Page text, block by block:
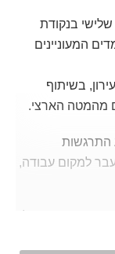
שלישי בנקודת
המעוניינים
בשיתוף
מהמטה הארצי.
התרגשות
למקום עבודה,